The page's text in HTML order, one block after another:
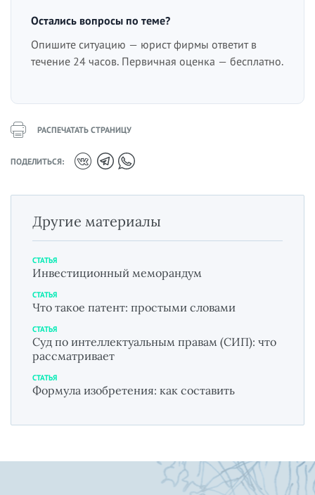
Остались вопросы по теме?
Опишите ситуацию — юрист фирмы ответит в
течение 24 часов. Первичная оценка — бесплатно.
РАСПЕЧАТАТЬ СТРАНИЦУ
ПОДЕЛИТЬСЯ:
Другие материалы
СТАТЬЯ
Инвестиционный меморандум
СТАТЬЯ
Что такое патент: простыми словами
СТАТЬЯ
Суд по интеллектуальным правам (СИП): что
рассматривает
СТАТЬЯ
Формула изобретения: как составить